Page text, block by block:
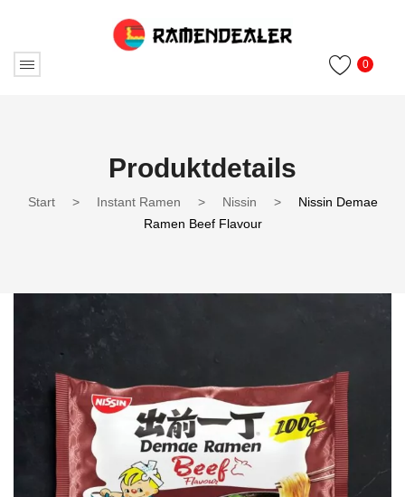
0
Produktdetails
Start > Instant Ramen > Nissin >
Nissin Demae
Ramen Beef Flavour